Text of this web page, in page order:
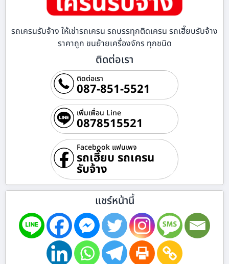
รถเครนรับจ้าง ให้เช่ารถเครน รถบรรทุกติดเครน รถเฮี๊ยบรับจ้าง
ราคาถูก ขนย้ายเครื่องจักร ทุกชนิด
ติดต่อเรา
ติดต่อเรา
087-851-5521
เพิ่มเพื่อน Line
0878515521
Facebook แฟนเพจ
รถเฮี๊ยบ รถเครน
รับจ้าง
แชร์หน้านี้